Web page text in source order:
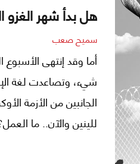
هل بدأ شهر الغزو
سميح صعب
أما وقد إنتهى
شيء، وتصاعدت لغة
الجانبين من الأزمة
للينين والآن.. ما